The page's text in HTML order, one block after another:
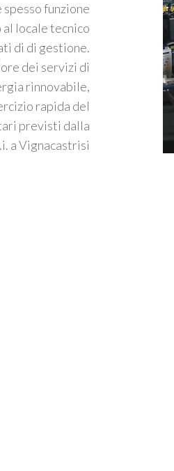
funzione
locale tecnico
di di gestione.
dei servizi di
rinnovabile,
rapida del
previsti dalla
a Vignacastrisi